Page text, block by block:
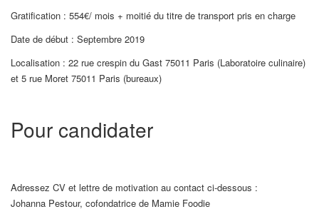
Gratification : 554€/ mois + moitié du titre de transport pris en charge
Date de début : Septembre 2019
Localisation : 22 rue crespin du Gast 75011 Paris (Laboratoire culinaire)
et 5 rue Moret 75011 Paris (bureaux)
Pour candidater
Adressez CV et lettre de motivation au contact ci-dessous :
Johanna Pestour, cofondatrice de Mamie Foodie